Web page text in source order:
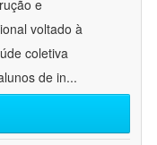
e
voltado à
coletiva
de in...